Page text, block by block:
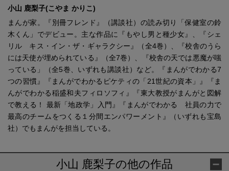
小山 鹿梨子(こやま かりこ)
まんが家。『別冊フレンド』（講談社）の読み切り「保健室の鈴
木くん」でデビュー。主な作品に『もやし男と種少女』、『シェ
リル キス・イン・ザ・ギャラクシー』（全4巻）、『校舎のうら
には天使が埋められている』（全7巻）、『校舎の天では悪魔が嗤
っている」（全5巻、いずれも講談社）など。『まんがでわかる7
つの習慣』『まんがでわかるピケティの「21世紀の資本」』『ま
んがでわかる稲盛和夫フィロソフィ』『東大教授がまんがと図解
で教える！ 最新「地政学」入門』『まんがでわかる 社員の力で
最高のチームをつくる１分間エンパワーメント』（いずれも宝島
社）でもまんがを担当している。
小山 鹿梨子の他の作品